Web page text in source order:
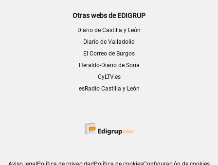
Otras webs de EDIGRUP
Diario de Castilla y León
Diario de Valladolid
El Correo de Burgos
Heraldo-Diario de Soria
CyLTV.es
esRadio Castilla y León